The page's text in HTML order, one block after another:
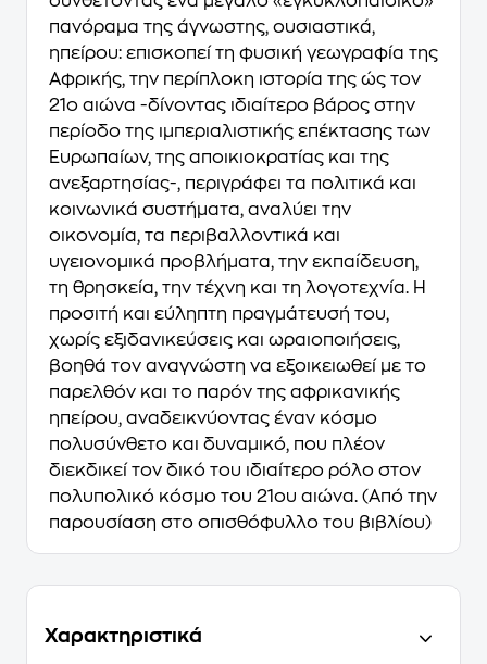
πανόραμα της άγνωστης, ουσιαστικά,
ηπείρου: επισκοπεί τη φυσική γεωγραφία της
Αφρικής, την περίπλοκη ιστορία της ώς τον
21ο αιώνα -δίνοντας ιδιαίτερο βάρος στην
περίοδο της ιμπεριαλιστικής επέκτασης των
Ευρωπαίων, της αποικιοκρατίας και της
ανεξαρτησίας-, περιγράφει τα πολιτικά και
κοινωνικά συστήματα, αναλύει την
οικονομία, τα περιβαλλοντικά και
υγειονομικά προβλήματα, την εκπαίδευση,
τη θρησκεία, την τέχνη και τη λογοτεχνία. Η
προσιτή και εύληπτη πραγμάτευσή του,
χωρίς εξιδανικεύσεις και ωραιοποιήσεις,
βοηθά τον αναγνώστη να εξοικειωθεί με το
παρελθόν και το παρόν της αφρικανικής
ηπείρου, αναδεικνύοντας έναν κόσμο
πολυσύνθετο και δυναμικό, που πλέον
διεκδικεί τον δικό του ιδιαίτερο ρόλο στον
πολυπολικό κόσμο του 21ου αιώνα. (Από την
παρουσίαση στο οπισθόφυλλο του βιβλίου)
Χαρακτηριστικά